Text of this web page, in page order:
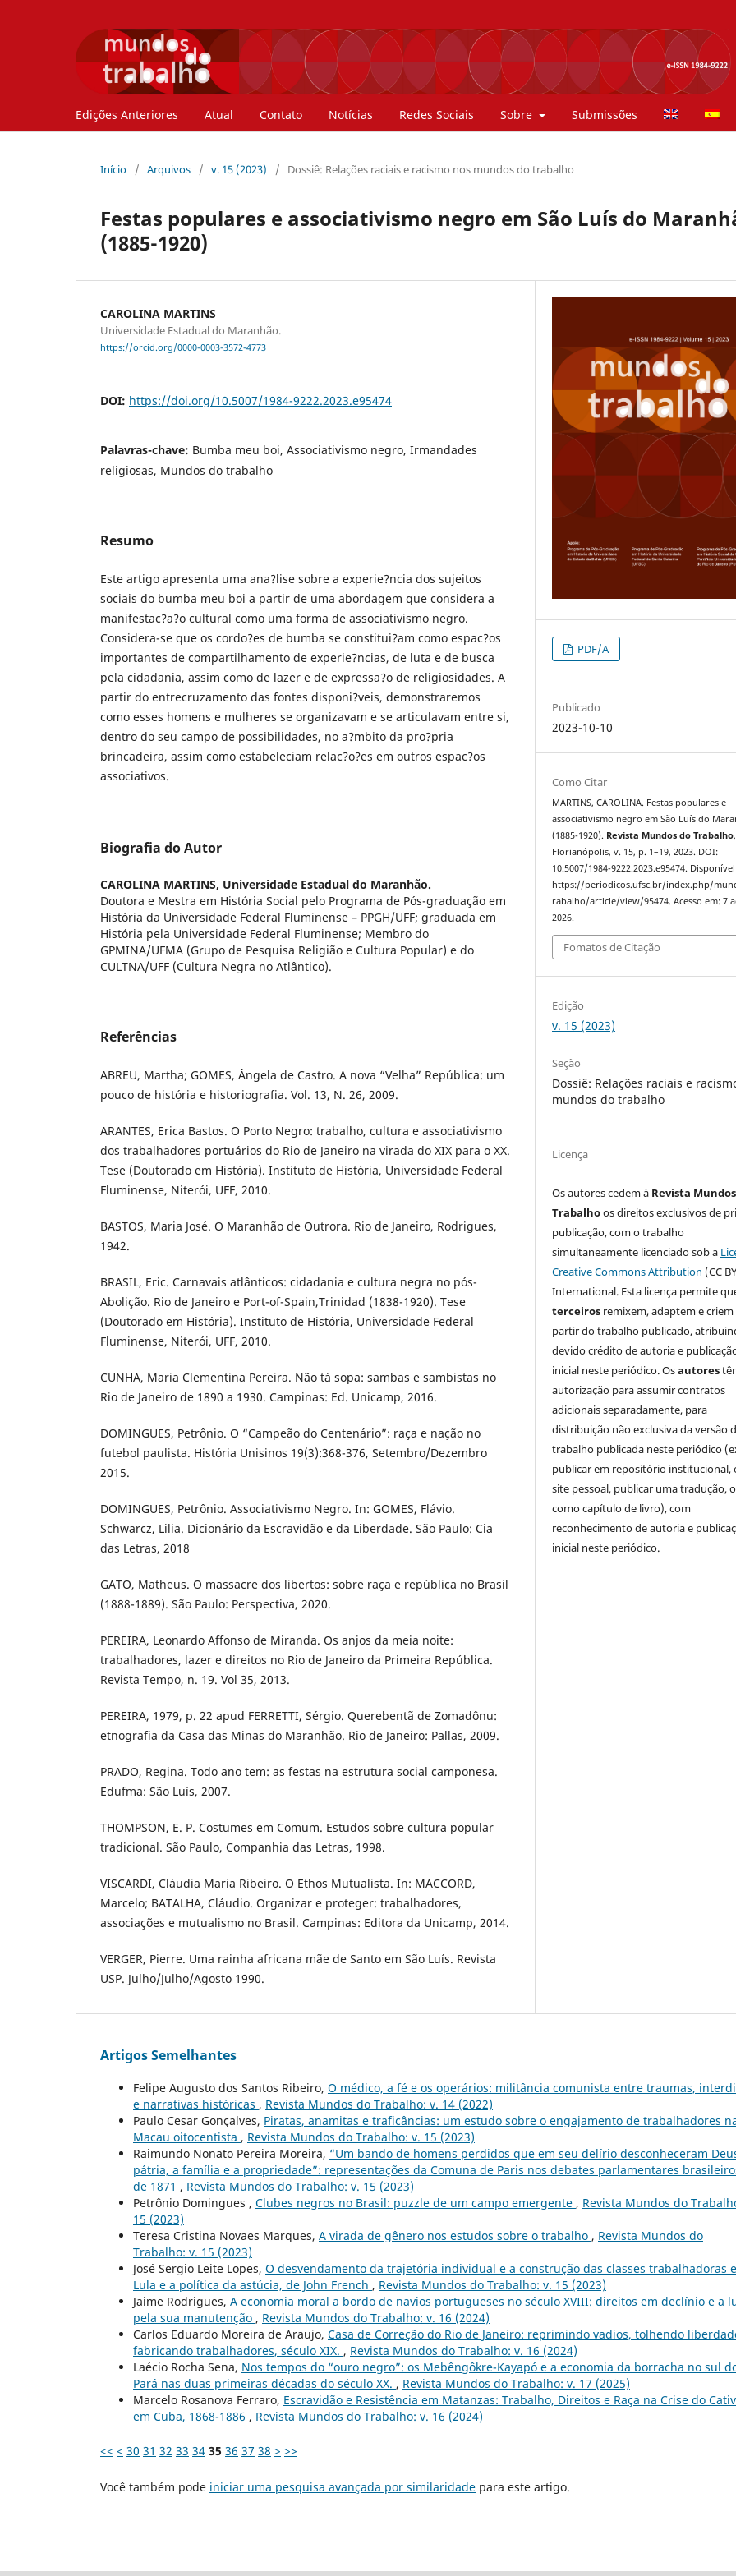
Edições Anteriores Atual Contato Notícias Redes Sociais Sobre Submissões
Início / Arquivos / v. 15 (2023) / Dossiê: Relações raciais e racismo nos mundos do trabalho
Festas populares e associativismo negro em São Luís do
(1885-1920)
CAROLINA MARTINS
Universidade Estadual do Maranhão.
https://orcid.org/0000-0003-3572-4773
DOI: https://doi.org/10.5007/1984-9222.2023.e95474
Palavras-chave: Bumba meu boi, Associativismo negro, Irmandades
religiosas, Mundos do trabalho
Resumo
Este artigo apresenta uma ana?lise sobre a experie?ncia dos sujeitos
sociais do bumba meu boi a partir de uma abordagem que considera a
manifestac?a?o cultural como uma forma de associativismo negro.
Considera-se que os cordo?es de bumba se constitui?am como espac?os
importantes de compartilhamento de experie?ncias, de luta e de busca
pela cidadania, assim como de lazer e de expressa?o de religiosidades. A
partir do entrecruzamento das fontes disponi?veis, demonstraremos
como esses homens e mulheres se organizavam e se articulavam entre si,
dentro do seu campo de possibilidades, no a?mbito da pro?pria
brincadeira, assim como estabeleciam relac?o?es em outros espac?os
associativos.
Biografia do Autor
CAROLINA MARTINS, Universidade Estadual do Maranhão.
Doutora e Mestra em História Social pelo Programa de Pós-graduação em
História da Universidade Federal Fluminense – PPGH/UFF; graduada em
História pela Universidade Federal Fluminense; Membro do
GPMINA/UFMA (Grupo de Pesquisa Religião e Cultura Popular) e do
CULTNA/UFF (Cultura Negra no Atlântico).
Referências
ABREU, Martha; GOMES, Ângela de Castro. A nova “Velha” República: um
pouco de história e historiografia. Vol. 13, N. 26, 2009.
ARANTES, Erica Bastos. O Porto Negro: trabalho, cultura e associativismo
dos trabalhadores portuários do Rio de Janeiro na virada do XIX para o XX.
Tese (Doutorado em História). Instituto de História, Universidade Federal
Fluminense, Niterói, UFF, 2010.
BASTOS, Maria José. O Maranhão de Outrora. Rio de Janeiro, Rodrigues,
1942.
BRASIL, Eric. Carnavais atlânticos: cidadania e cultura negra no pós-
Abolição. Rio de Janeiro e Port-of-Spain,Trinidad (1838-1920). Tese
(Doutorado em História). Instituto de História, Universidade Federal
Fluminense, Niterói, UFF, 2010.
CUNHA, Maria Clementina Pereira. Não tá sopa: sambas e sambistas no
Rio de Janeiro de 1890 a 1930. Campinas: Ed. Unicamp, 2016.
DOMINGUES, Petrônio. O “Campeão do Centenário”: raça e nação no
futebol paulista. História Unisinos 19(3):368-376, Setembro/Dezembro
2015.
DOMINGUES, Petrônio. Associativismo Negro. In: GOMES, Flávio.
Schwarcz, Lilia. Dicionário da Escravidão e da Liberdade. São Paulo: Cia
das Letras, 2018
GATO, Matheus. O massacre dos libertos: sobre raça e república no Brasil
(1888-1889). São Paulo: Perspectiva, 2020.
PEREIRA, Leonardo Affonso de Miranda. Os anjos da meia noite:
trabalhadores, lazer e direitos no Rio de Janeiro da Primeira República.
Revista Tempo, n. 19. Vol 35, 2013.
PEREIRA, 1979, p. 22 apud FERRETTI, Sérgio. Querebentã de Zomadônu:
etnografia da Casa das Minas do Maranhão. Rio de Janeiro: Pallas, 2009.
PRADO, Regina. Todo ano tem: as festas na estrutura social camponesa.
Edufma: São Luís, 2007.
THOMPSON, E. P. Costumes em Comum. Estudos sobre cultura popular
tradicional. São Paulo, Companhia das Letras, 1998.
VISCARDI, Cláudia Maria Ribeiro. O Ethos Mutualista. In: MACCORD,
Marcelo; BATALHA, Cláudio. Organizar e proteger: trabalhadores,
associações e mutualismo no Brasil. Campinas: Editora da Unicamp, 2014.
VERGER, Pierre. Uma rainha africana mãe de Santo em São Luís. Revista
USP. Julho/Julho/Agosto 1990.
PDF/A
Publicado
2023-10-10
Como Citar
MARTINS, CAROLINA. Festas populares e
associativismo negro em São Luís do
(1885-1920). Revista Mundos do Trabalho,
Florianópolis, v. 15, p. 1–19, 2023. DOI:
10.5007/1984-9222.2023.e95474.
https://periodicos.ufsc.br/index.php/
rabalho/article/view/95474. Acesso em: 7
2026.
Fomatos de Citação
Edição
v. 15 (2023)
Seção
Dossiê: Relações raciais e
mundos do trabalho
Licença
Os autores cedem à Revista
Trabalhoos direitos exclusivos de
publicação, com o trabalho
simultaneamente licenciado sob a
Creative Commons Attribution (CC
International. Esta licença permite
terceiros remixem, adaptem e criem
partir do trabalho publicado,
devido crédito de autoria e
inicial neste periódico. Osautores
autorização para assumir contratos
adicionais separadamente, para
distribuição não exclusiva da versão
trabalho publicada neste periódico
publicar em repositório institucional,
site pessoal, publicar uma tradução,
como capítulo de livro), com
reconhecimento de autoria e
inicial neste periódico.
Artigos Semelhantes
Felipe Augusto dos Santos Ribeiro, O médico, a fé e os operários: militância comunista entre traumas,
e narrativas históricas , Revista Mundos do Trabalho: v. 14 (2022)
Paulo Cesar Gonçalves, Piratas, anamitas e traficâncias: um estudo sobre o engajamento de trabalhadores
Macau oitocentista , Revista Mundos do Trabalho: v. 15 (2023)
Raimundo Nonato Pereira Moreira, “Um bando de homens perdidos que em seu delírio desconheceram
pátria, a família e a propriedade”: representações da Comuna de Paris nos debates parlamentares
de 1871 , Revista Mundos do Trabalho: v. 15 (2023)
Petrônio Domingues , Clubes negros no Brasil: puzzle de um campo emergente , Revista Mundos do
15 (2023)
Teresa Cristina Novaes Marques, A virada de gênero nos estudos sobre o trabalho , Revista Mundos do
Trabalho: v. 15 (2023)
José Sergio Leite Lopes, O desvendamento da trajetória individual e a construção das classes trabalhadoras
Lula e a política da astúcia, de John French , Revista Mundos do Trabalho: v. 15 (2023)
Jaime Rodrigues, A economia moral a bordo de navios portugueses no século XVIII: direitos em declínio e a
pela sua manutenção , Revista Mundos do Trabalho: v. 16 (2024)
Carlos Eduardo Moreira de Araujo, Casa de Correção do Rio de Janeiro: reprimindo vadios, tolhendo
fabricando trabalhadores, século XIX. , Revista Mundos do Trabalho: v. 16 (2024)
Laécio Rocha Sena, Nos tempos do “ouro negro”: os Mebêngôkre-Kayapó e a economia da borracha no sul
Pará nas duas primeiras décadas do século XX. , Revista Mundos do Trabalho: v. 17 (2025)
Marcelo Rosanova Ferraro, Escravidão e Resistência em Matanzas: Trabalho, Direitos e Raça na Crise do
em Cuba, 1868-1886 , Revista Mundos do Trabalho: v. 16 (2024)
<< < 30 31 32 33 34 35 36 37 38 > >>
Você também pode iniciar uma pesquisa avançada por similaridade para este artigo.